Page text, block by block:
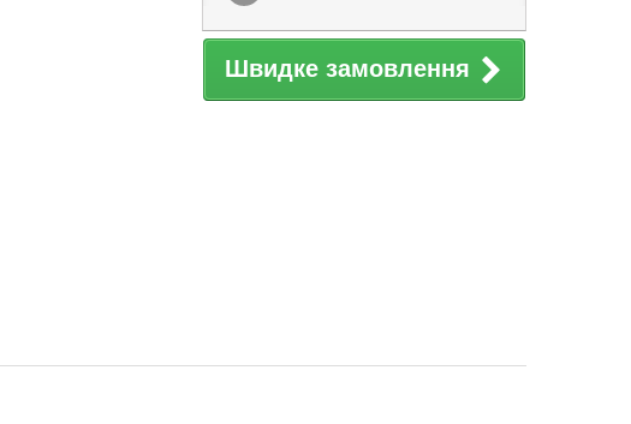
Швидке замовлення